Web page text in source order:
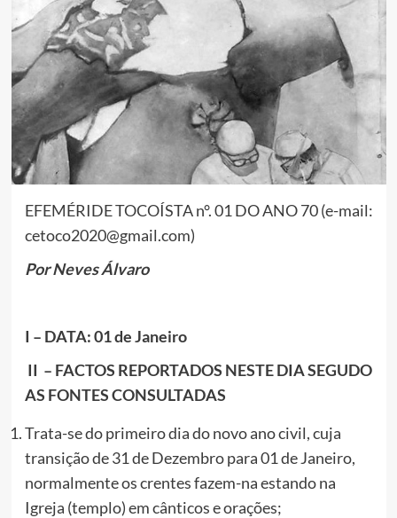
EFEMÉRIDE TOCOÍSTA n°. 01 DO ANO 70 (e-mail:
cetoco2020@gmail.com)
Por Neves Álvaro
I – DATA: 01 de Janeiro
II – FACTOS REPORTADOS NESTE DIA SEGUDO
AS FONTES CONSULTADAS
Trata-se do primeiro dia do novo ano civil, cuja
transição de 31 de Dezembro para 01 de Janeiro,
normalmente os crentes fazem-na estando na
Igreja (templo) em cânticos e orações;